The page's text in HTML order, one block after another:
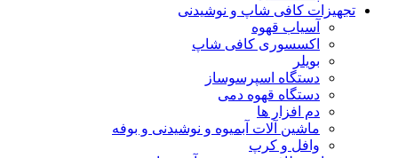
تجهیزات کافی شاپ و نوشیدنی
آسیاب قهوه
اکسسوری کافی شاپ
بویلر
دستگاه اسپرسوساز
دستگاه قهوه دمی
دم افزار ها
ماشین آلات آبمیوه و نوشیدنی و بوفه
وافل و کرپ